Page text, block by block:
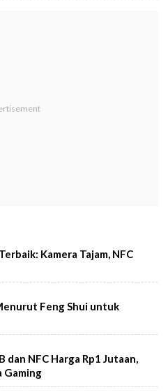
Kamera Tajam, NFC
Feng Shui untuk
dan NFC Harga Rp1 Jutaan,
Gaming